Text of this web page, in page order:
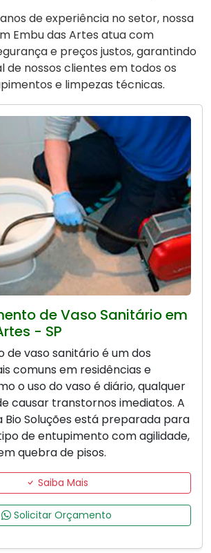
de experiência no setor, nossa
Embu das Artes atua com
e preços justos, garantindo
de nossos clientes em todos os
e limpezas técnicas.
de Vaso Sanitário em
- SP
de vaso sanitário é um dos
comuns em residências e
o uso do vaso é diário, qualquer
causar transtornos imediatos. A
Bio Soluções está preparada para
de entupimento com agilidade,
quebra de pisos.
Saiba Mais
Solicitar Orçamento